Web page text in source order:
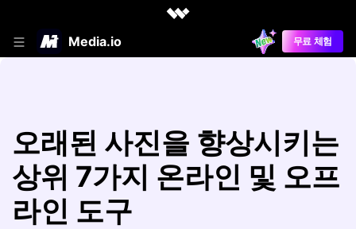
Media.io 무료 체험
오래된 사진을 향상시키는
상위 7가지 온라인 및 오프
라인 도구